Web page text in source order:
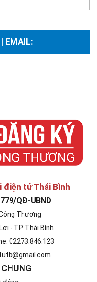
EMAIL:
điện tử Thái Bình
QĐ-UBND
Thương
- TP. Thái Bình
02273.846.123